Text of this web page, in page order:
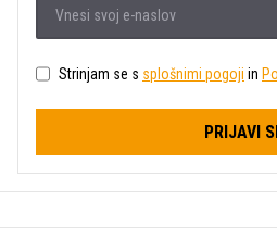
Strinjam se s splošnimi pogoji in
PRIJAVI